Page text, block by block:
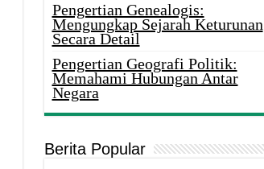
Pengertian Genealogis:
Mengungkap Sejarah Keturunan
Secara Detail
Pengertian Geografi Politik:
Memahami Hubungan Antar
Negara
Berita Popular